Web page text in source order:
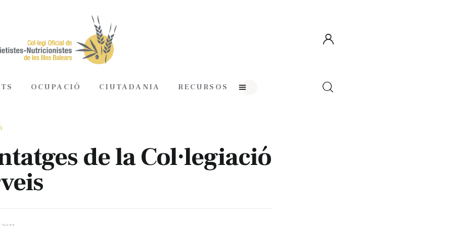
OCUPACIÓ CIUTADANIA RECURSOS
de la Col·legiació